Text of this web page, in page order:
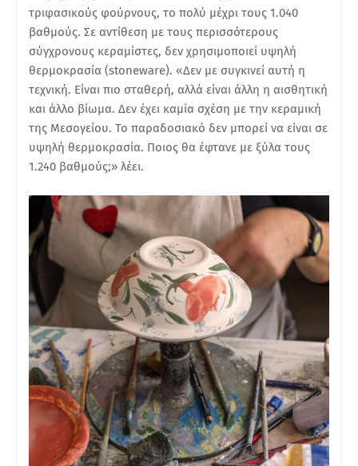
τριφασικούς φούρνους, το πολύ μέχρι τους 1.040
βαθμούς. Σε αντίθεση με τους περισσότερους
σύγχρονους κεραμίστες, δεν χρησιμοποιεί υψηλή
θερμοκρασία (stoneware). «Δεν με συγκινεί αυτή η
τεχνική. Είναι πιο σταθερή, αλλά είναι άλλη η αισθητική
και άλλο βίωμα. Δεν έχει καμία σχέση με την κεραμική
της Μεσογείου. Το παραδοσιακό δεν μπορεί να είναι σε
υψηλή θερμοκρασία. Ποιος θα έφτανε με ξύλα τους
1.240 βαθμούς;» λέει.